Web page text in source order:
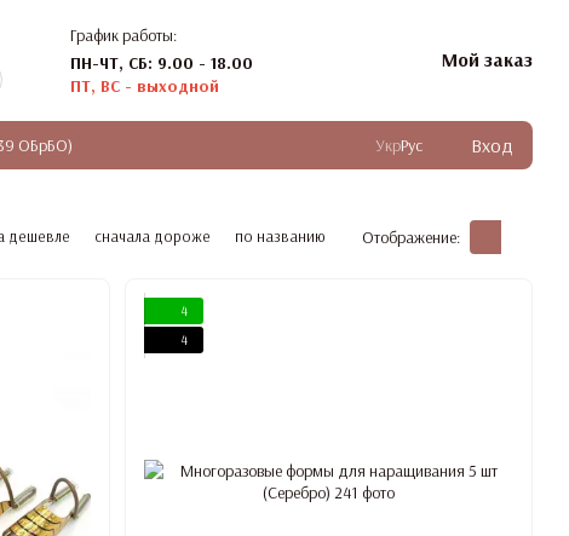
График работы:
ПН-ЧТ, СБ: 9.00 - 18.00
ПТ, ВС - выходной
Мой заказ
ОБрБО) УкрРус Вход
дешевле сначала дороже по названию Отображение:
4
4